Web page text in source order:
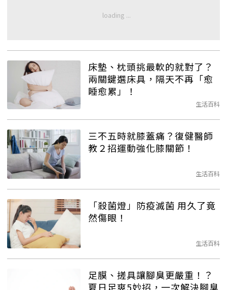
床墊、枕頭挑最軟的就對了？
兩關鍵選床具，隔天不再「愈
睡愈累」！
生活百科
三不五時就膝蓋痛？復健醫師
教２招運動強化膝關節！
生活百科
「殺菌燈」防疫滅菌 用久了竟
然傷眼！
生活百科
足膜、搓具讓腳臭更嚴重！？
夏日足爽5妙招，一次解決腳臭